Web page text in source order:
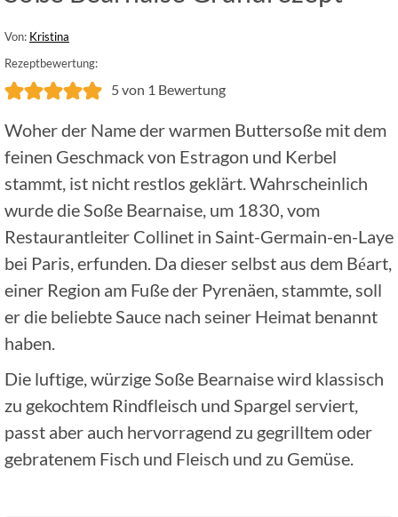
Von: Kristina
Rezeptbewertung:
5von 1 Bewertung
Woher der Name der warmen Buttersoße mit dem
feinen Geschmack von Estragon und Kerbel
stammt, ist nicht restlos geklärt. Wahrscheinlich
wurde die Soße Bearnaise, um 1830, vom
Restaurantleiter Collinet in Saint-Germain-en-Laye
bei Paris, erfunden. Da dieser selbst aus dem Béart,
einer Region am Fuße der Pyrenäen, stammte, soll
er die beliebte Sauce nach seiner Heimat benannt
haben.
Die luftige, würzige Soße Bearnaise wird klassisch
zu gekochtem Rindfleisch und Spargel serviert,
passt aber auch hervorragend zu gegrilltem oder
gebratenem Fisch und Fleisch und zu Gemüse.